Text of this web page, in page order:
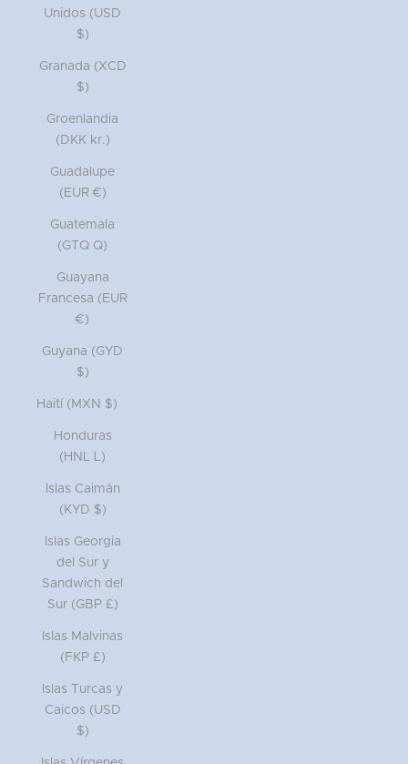
Unidos (USD
$)
Granada (XCD
$)
Groenlandia
(DKK kr.)
Guadalupe
(EUR €)
Guatemala
(GTQ Q)
Guayana
Francesa (EUR
€)
Guyana (GYD
$)
Haití (MXN $)
Honduras
(HNL L)
Islas Caimán
(KYD $)
Islas Georgia
del Sur y
Sandwich del
Sur (GBP £)
Islas Malvinas
(FKP £)
Islas Turcas y
Caicos (USD
$)